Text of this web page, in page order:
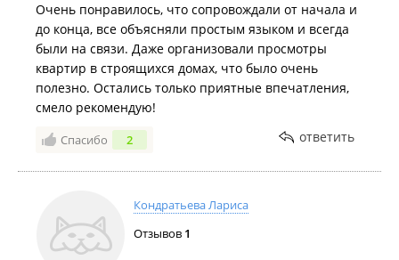
Очень понравилось, что сопровождали от начала и
до конца, все объясняли простым языком и всегда
были на связи. Даже организовали просмотры
квартир в строящихся домах, что было очень
полезно. Остались только приятные впечатления,
смело рекомендую!
Спасибо 2 ответить
Кондратьева Лариса
Отзывов 1